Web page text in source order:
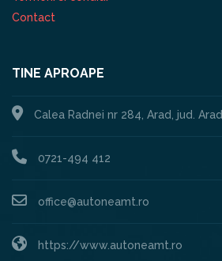
Contact
TINE APROAPE
Calea Radnei nr 284, Arad, jud. Arad
0721-494 412
office@autoneamt.ro
https://www.autoneamt.ro